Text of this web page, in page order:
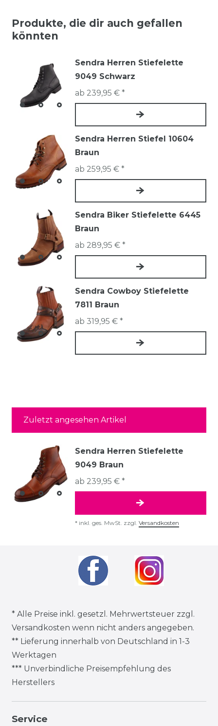
Produkte, die dir auch gefallen
könnten
Sendra Herren Stiefelette
9049 Schwarz
ab 239,95 € *
Sendra Herren Stiefel 10604
Braun
ab 259,95 € *
Sendra Biker Stiefelette 6445
Braun
ab 289,95 € *
Sendra Cowboy Stiefelette
7811 Braun
ab 319,95 € *
Zuletzt angesehen Artikel
Sendra Herren Stiefelette
9049 Braun
ab 239,95 € *
* inkl. ges. MwSt. zzgl. Versandkosten
* Alle Preise inkl. gesetzl. Mehrwertsteuer zzgl.
Versandkosten wenn nicht anders angegeben.
** Lieferung innerhalb von Deutschland in 1-3
Werktagen
*** Unverbindliche Preisempfehlung des
Herstellers
Service